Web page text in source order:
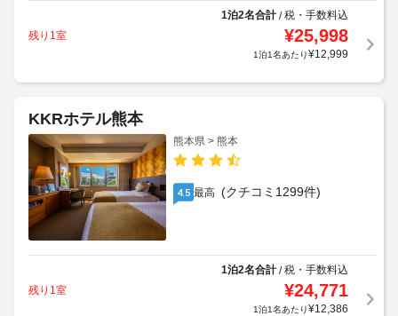
1泊2名合計/税・手数料込
残り1室
¥25,998
1泊1名あたり¥12,999
KKRホテル熊本
熊本県 > 熊本
4.5 最高 (クチコミ1299件)
1泊2名合計/税・手数料込
残り1室
¥24,771
1泊1名あたり¥12,386